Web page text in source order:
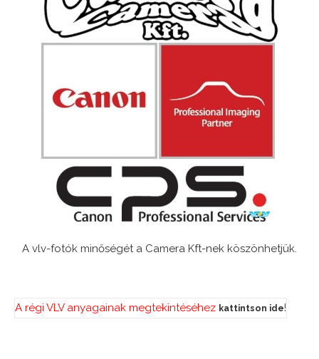
A vlv-fotók minőségét a Camera Kft-nek köszönhetjük.
A régi VLV anyagainak megtekintéséhez kattintson ide!